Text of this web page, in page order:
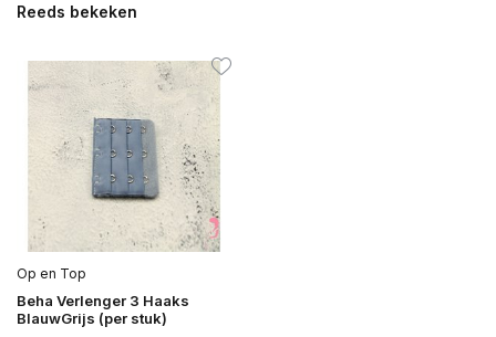
Reeds bekeken
Op en Top
Beha Verlenger 3 Haaks
BlauwGrijs (per stuk)